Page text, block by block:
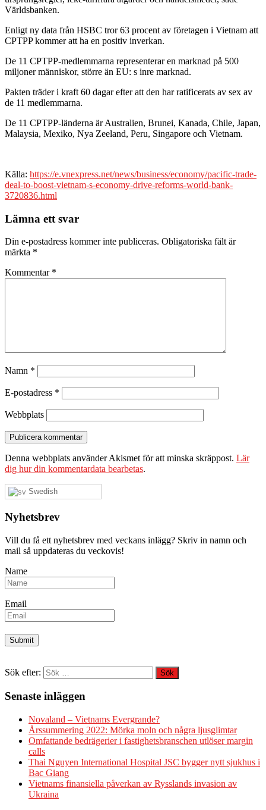
Världsbanken.
Enligt ny data från HSBC tror 63 procent av företagen i Vietnam att
CPTPP kommer att ha en positiv inverkan.
De 11 CPTPP-medlemmarna representerar en marknad på 500
miljoner människor, större än EU: s inre marknad.
Pakten träder i kraft 60 dagar efter att den har ratificerats av sex av
de 11 medlemmarna.
De 11 CPTPP-länderna är Australien, Brunei, Kanada, Chile, Japan,
Malaysia, Mexiko, Nya Zeeland, Peru, Singapore och Vietnam.
Källa: https://e.vnexpress.net/news/business/economy/pacific-trade-
deal-to-boost-vietnam-s-economy-drive-reforms-world-bank-
3720836.html
Lämna ett svar
Din e-postadress kommer inte publiceras. Obligatoriska fält är
märkta *
Kommentar *
Namn *
E-postadress *
Webbplats
Denna webbplats använder Akismet för att minska skräppost. Lär
dig hur din kommentardata bearbetas.
Swedish
Nyhetsbrev
Vill du få ett nyhetsbrev med veckans inlägg? Skriv in namn och
mail så uppdateras du veckovis!
Name
Email
Sök efter:
Senaste inläggen
Novaland – Vietnams Evergrande?
Årssummering 2022: Mörka moln och några ljusglimtar
Omfattande bedrägerier i fastighetsbranschen utlöser margin
calls
Thai Nguyen International Hospital JSC bygger nytt sjukhus i
Bac Giang
Vietnams finansiella påverkan av Rysslands invasion av
Ukraina